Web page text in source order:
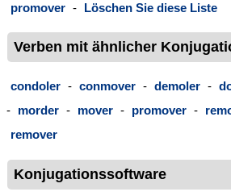
promover - Löschen Sie diese Liste
Verben mit ähnlicher
condoler - conmover - demoler -
- morder - mover - promover -
remover
Konjugationssoftware